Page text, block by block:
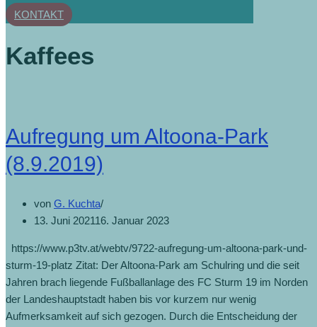
KONTAKT
Kaffees
Aufregung um Altoona-Park
(8.9.2019)
von G. Kuchta
13. Juni 202116. Januar 2023
https://www.p3tv.at/webtv/9722-aufregung-um-altoona-park-und-
sturm-19-platz Zitat: Der Altoona-Park am Schulring und die seit
Jahren brach liegende Fußballanlage des FC Sturm 19 im Norden
der Landeshauptstadt haben bis vor kurzem nur wenig
Aufmerksamkeit auf sich gezogen. Durch die Entscheidung der